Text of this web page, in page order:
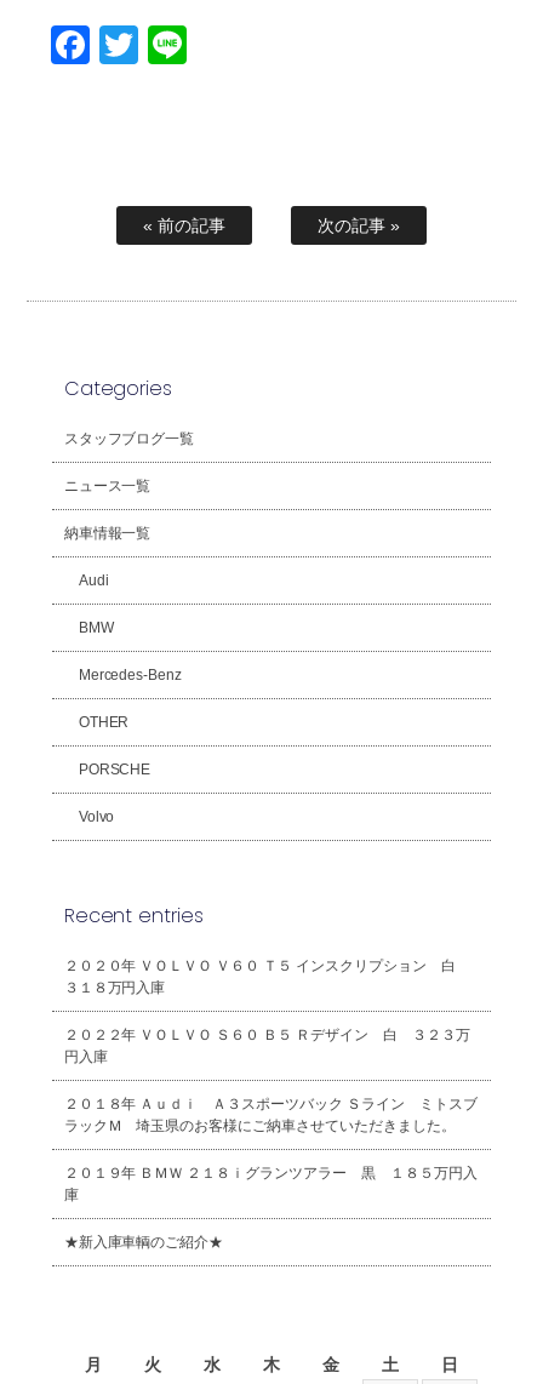
Facebook
Twitter
« 前の記事 次の記事 »
Categories
スタッフブログ一覧
ニュース一覧
納車情報一覧
Audi
BMW
Mercedes-Benz
OTHER
PORSCHE
Volvo
Recent entries
２０２０年 ＶＯＬＶＯ Ｖ６０ Ｔ５ インスクリプション 白
３１８万円入庫
２０２２年 ＶＯＬＶＯ Ｓ６０ Ｂ５ Ｒデザイン 白 ３２３万
円入庫
２０１８年 Ａｕｄｉ Ａ３スポーツバック Ｓライン ミトスブ
ラックＭ 埼玉県のお客様にご納車させていただきました。
２０１９年 ＢＭＷ ２１８ｉグランツアラー 黒 １８５万円入
庫
★新入庫車輌のご紹介★
月 火 水 木 金 土 日